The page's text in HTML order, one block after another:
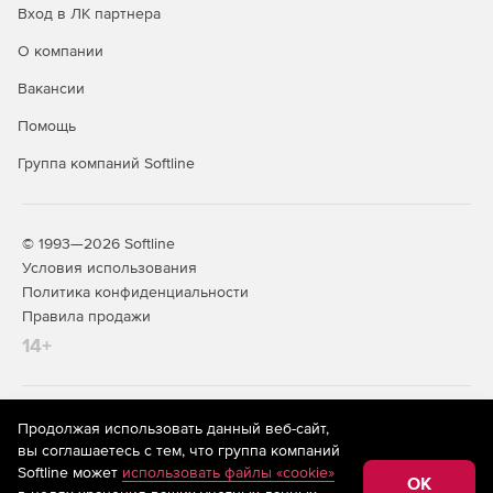
Благодаря продуманной навигации и умному поиску
освоить функционал продукта.
Купите nanoCAD Конструкции PS 26 в нашем интернет-
магазине по доступной цене.
Вход в ЛК партнера
О компании
Вакансии
Помощь
Группа компаний Softline
© 1993—2026 Softline
Условия использования
Политика конфиденциальности
Правила продажи
14+
На информационном ресурсе store.softline.ru применяются
рекомендательные технологии
(информационные технологии
предоставления информации на основе сбора,
систематизации и анализа сведений, относящихся к
Продолжая использовать данный веб-сайт,
вы соглашаетесь с тем, что группа компаний
Softline может использовать файлы «cookie»
OK